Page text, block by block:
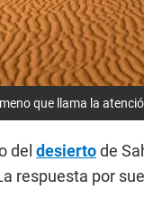
que llama la
del desiertode
respuesta por